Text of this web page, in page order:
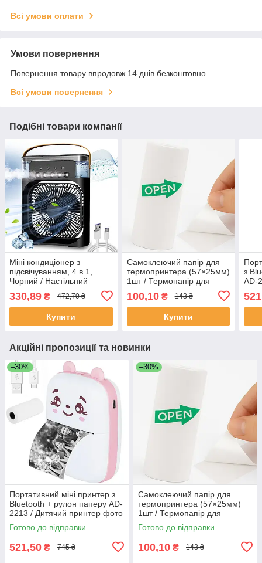
Всі умови оплати
Умови повернення
Повернення товару впродовж 14 днів безкоштовно
Всі умови повернення
Подібні товари компанії
Міні кондиціонер з
підсвічуванням, 4 в 1,
Чорний / Настільний
вентилятор / Портативний
кондиціонер
330,89 ₴ 472,70 ₴
Купити
Самоклеючий папір для
термопринтера (57×25мм)
1шт / Термопапір для
наклейок / Папір для міні
принтера
100,10₴ 143 ₴
Купити
з
AD-
для
Акційні пропозиції та новинки
–30%
Портативний міні принтер з
Bluetooth + рулон паперу AD-
2213 / Дитячий принтер фото
/ Принтер для телефону
Готово до відправки
521,50 ₴ 745 ₴
–30%
Самоклеючий папір для
термопринтера (57×25мм)
1шт / Термопапір для
наклейок / Папір для міні
принтера
Готово до відправки
100,10 ₴ 143 ₴